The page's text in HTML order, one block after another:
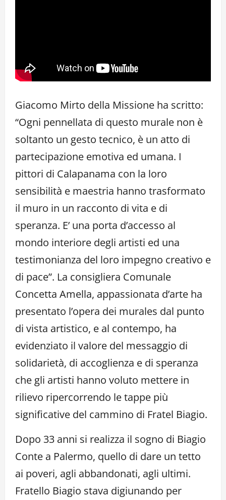
Giacomo Mirto della Missione ha scritto:
“Ogni pennellata di questo murale non è
soltanto un gesto tecnico, è un atto di
partecipazione emotiva ed umana. I
pittori di Calapanama con la loro
sensibilità e maestria hanno trasformato
il muro in un racconto di vita e di
speranza. E’ una porta d’accesso al
mondo interiore degli artisti ed una
testimonianza del loro impegno creativo e
di pace”. La consigliera Comunale
Concetta Amella, appassionata d’arte ha
presentato l’opera dei murales dal punto
di vista artistico, e al contempo, ha
evidenziato il valore del messaggio di
solidarietà, di accoglienza e di speranza
che gli artisti hanno voluto mettere in
rilievo ripercorrendo le tappe più
significative del cammino di Fratel Biagio.
Dopo 33 anni si realizza il sogno di Biagio
Conte a Palermo, quello di dare un tetto
ai poveri, agli abbandonati, agli ultimi.
Fratello Biagio stava digiunando per